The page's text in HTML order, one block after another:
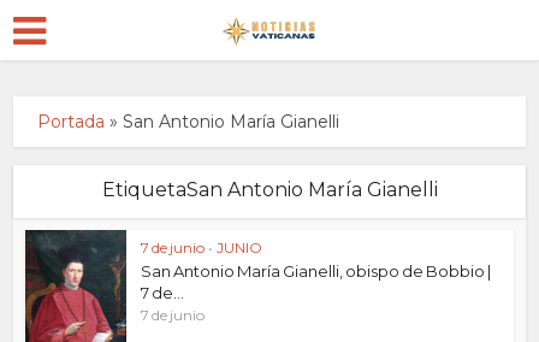
Portada »San Antonio María Gianelli
EtiquetaSan Antonio María Gianelli
7 de junio • JUNIO
San Antonio María Gianelli, obispo de Bobbio |
7 de...
7 de junio